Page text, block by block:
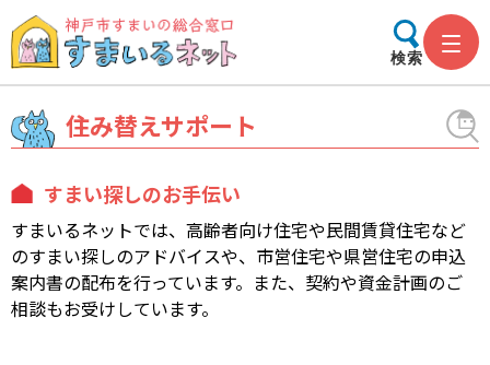
検索
住み替えサポート
すまい探しのお手伝い
すまいるネットでは、高齢者向け住宅や民間賃貸住宅など
のすまい探しのアドバイスや、市営住宅や県営住宅の申込
案内書の配布を行っています。また、契約や資金計画のご
相談もお受けしています。